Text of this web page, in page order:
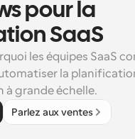
pour la
SaaS
les équipes SaaS
la
grande échelle.
Parlez aux ventes